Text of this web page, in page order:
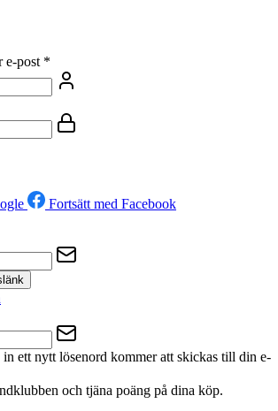
e-post *
Fortsätt med Facebook
ett nytt lösenord kommer att skickas till din e-
och tjäna poäng på dina köp.